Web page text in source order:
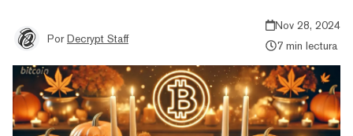
Por Decrypt Staff
Nov 28, 2024
7 min lectura